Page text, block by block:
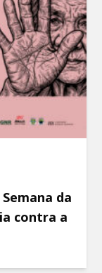
da
contra a